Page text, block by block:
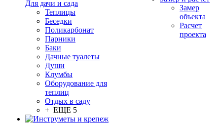
Для дачи и сада
Теплицы
Беседки
Поликарбонат
Парники
Баки
Дачные туалеты
Души
Клумбы
Оборудование для
теплиц
Отдых в саду
+ ЕЩЕ 5
Замер
объекта
Расчет
проекта